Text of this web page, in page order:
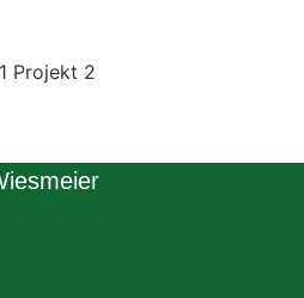
Projekt 2